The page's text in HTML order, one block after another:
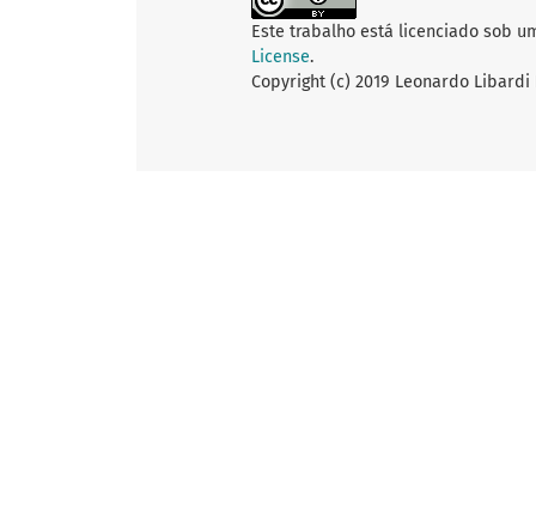
Este trabalho está licenciado sob
License.
Copyright (c) 2019 Leonardo Libardi